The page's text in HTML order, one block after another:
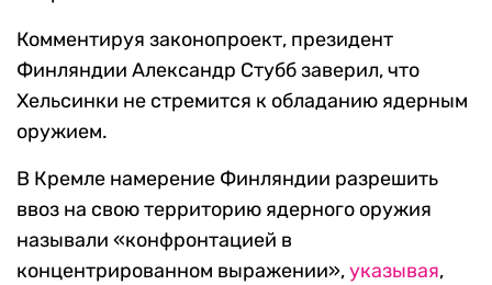
Комментируя законопроект, президент
Финляндии Александр Стубб заверил, что
Хельсинки не стремится к обладанию ядерным
оружием.
В Кремле намерение Финляндии разрешить
ввоз на свою территорию ядерного оружия
называли «конфронтацией в
концентрированном выражении»,указывая,